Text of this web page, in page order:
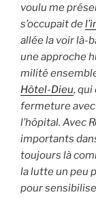
voulu me
s’occupait de
allée la voir là-
une approche
milité
Hôtel-Dieu, qui
fermeture avec
l’hôpital. Avec
importants
toujours là
la lutte un peu
pour